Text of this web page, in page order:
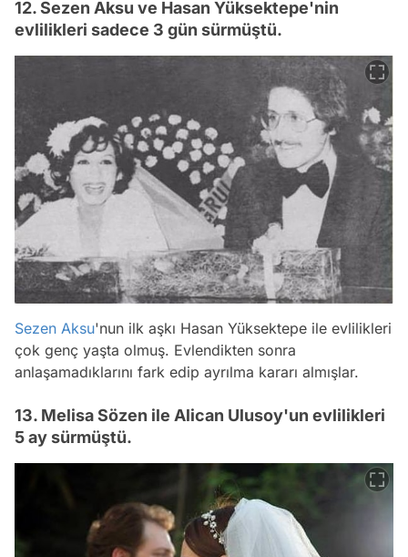
12. Sezen Aksu ve Hasan Yüksektepe'nin
evlilikleri sadece 3 gün sürmüştü.
Sezen Aksu'nun ilk aşkı Hasan Yüksektepe ile evlilikleri
çok genç yaşta olmuş. Evlendikten sonra
anlaşamadıklarını fark edip ayrılma kararı almışlar.
13. Melisa Sözen ile Alican Ulusoy'un evlilikleri
5 ay sürmüştü.